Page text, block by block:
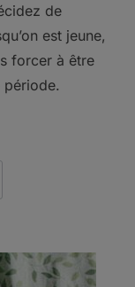
de
est jeune,
forcer à être
période.